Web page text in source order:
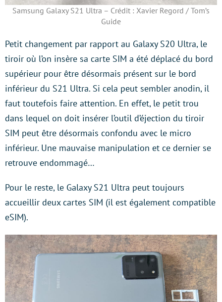
Samsung Galaxy S21 Ultra – Crédit : Xavier Regord / Tom’s
Guide
Petit changement par rapport au Galaxy S20 Ultra, le
tiroir où l’on insère sa carte SIM a été déplacé du bord
supérieur pour être désormais présent sur le bord
inférieur du S21 Ultra. Si cela peut sembler anodin, il
faut toutefois faire attention. En effet, le petit trou
dans lequel on doit insérer l’outil d’éjection du tiroir
SIM peut être désormais confondu avec le micro
inférieur. Une mauvaise manipulation et ce dernier se
retrouve endommagé…
Pour le reste, le Galaxy S21 Ultra peut toujours
accueillir deux cartes SIM (il est également compatible
eSIM).